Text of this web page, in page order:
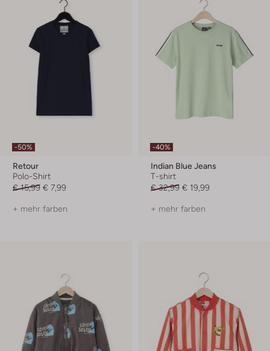
-50%
Retour
Polo-Shirt
€ 15,99 € 7,99
+ mehr farben
-40%
Indian Blue Jeans
T-shirt
€ 32,99 € 19,99
+ mehr farben